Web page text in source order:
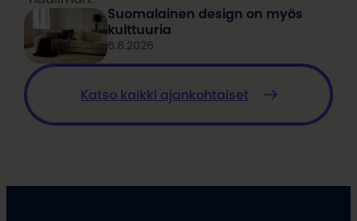
Suomalainen design on myös
kulttuuria
6.8.2026
Katso kaikki ajankohtaiset